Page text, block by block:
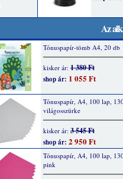
Az
Tónuspapír-tömb A4, 20 db
kisker ár: 1 380 Ft
shop ár: 1 055 Ft
Tónuspapír, A4, 100 lap,
világosszürke
kisker ár: 3 545 Ft
shop ár: 2 950 Ft
Tónuspapír, A4, 100 lap,
pink